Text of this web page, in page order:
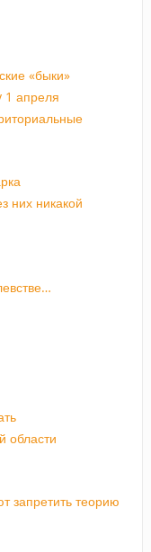
«быки»
1 апреля
них никакой
области
запретить теорию